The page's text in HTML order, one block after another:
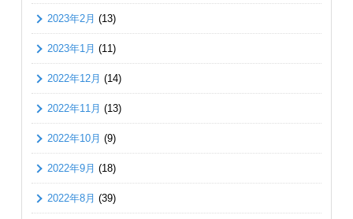
2023年2月 (13)
2023年1月 (11)
2022年12月 (14)
2022年11月 (13)
2022年10月 (9)
2022年9月 (18)
2022年8月 (39)